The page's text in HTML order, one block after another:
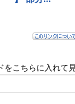
をこちらに入れて